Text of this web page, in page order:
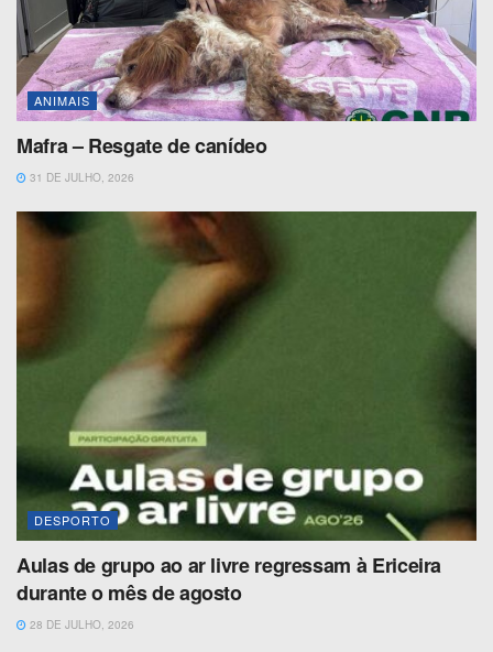
ANIMAIS
Mafra – Resgate de canídeo
31 DE JULHO, 2026
DESPORTO
Aulas de grupo ao ar livre regressam à Ericeira
durante o mês de agosto
28 DE JULHO, 2026